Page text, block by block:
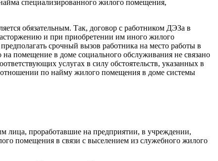
специализированного жилого помещения,
обязательным. Так, договор с работником ДЭЗа в
и при приобретении им иного жилого
срочный вызов работника на место работы в
помещение в доме социального обслуживания не связано
услугах в силу обстоятельств, указанных в
по найму жилого помещения в доме системы
лица, проработавшие на предприятии, в учреждении,
помещения в связи с выселением из служебного жилого